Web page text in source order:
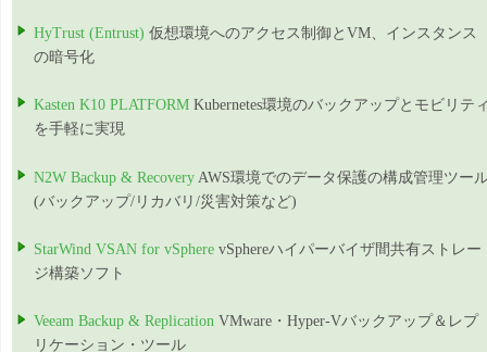
HyTrust (Entrust) 仮想環境へのアクセス制御とVM、インスタンス
の暗号化
Kasten K10 PLATFORM Kubernetes環境のバックアップとモビリテ
を手軽に実現
N2W Backup & Recovery AWS環境でのデータ保護の構成管理ツー
(バックアップ/リカバリ/災害対策など)
StarWind VSAN for vSphere vSphereハイパーバイザ間共有ストレー
ジ構築ソフト
Veeam Backup & Replication VMware・Hyper-Vバックアップ＆レプ
リケーション・ツール